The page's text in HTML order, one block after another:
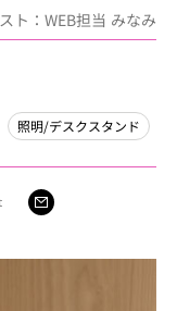
ト：WEB担当 みなみ
照明/デスクスタンド